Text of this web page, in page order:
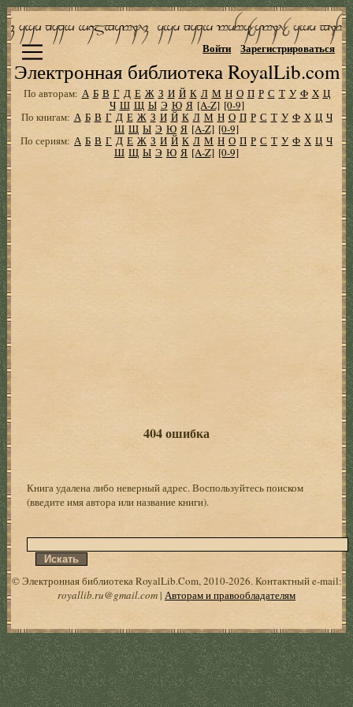
Электронная библиотека RoyalLib.com
Войти Зарегистрироваться
По авторам: А Б В Г Д Е Ж З И Й К Л М Н О П Р С Т У Ф Х Ц
Ч Ш Щ Ы Э Ю Я [A-Z] [0-9]
По книгам: А Б В Г Д Е Ж З И Й К Л М Н О П Р С Т У Ф Х Ц Ч
Ш Щ Ы Э Ю Я [A-Z] [0-9]
По сериям: А Б В Г Д Е Ж З И Й К Л М Н О П Р С Т У Ф Х Ц Ч
Ш Щ Ы Э Ю Я [A-Z] [0-9]
404 ошибка
Книга удалена либо неверный адрес. Воспользуйтесь поиском
(введите имя автора или название книги).
© Электронная библиотека RoyalLib.Com, 2010-2026. Контактный e-mail:
royallib.ru@gmail.com| Авторам и правообладателям